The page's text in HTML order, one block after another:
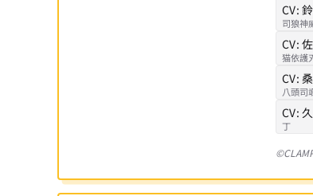
CV:
司狼神
CV:
猫依護
CV:
八頭司
CV:
丁